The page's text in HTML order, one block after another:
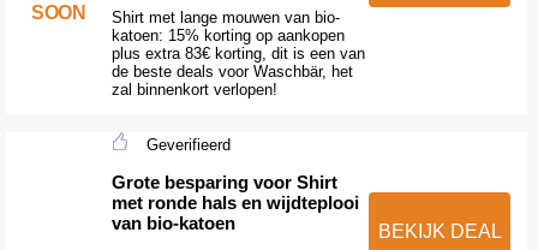
SOON
Shirt met lange mouwen van bio-
katoen: 15% korting op aankopen
plus extra 83€ korting, dit is een van
de beste deals voor Waschbär, het
zal binnenkort verlopen!
Geverifieerd
Grote besparing voor Shirt
met ronde hals en wijdteplooi
van bio-katoen
BEKIJK DEAL